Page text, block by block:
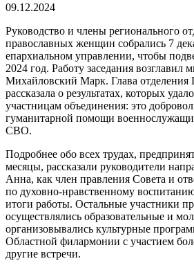
09.12.2024
Руководство и члены регионального
православных женщин собрались 7
епархиальном управлении, чтобы
2024 год. Работу заседания возглавил
Михайловский Марк. Глава отделения
рассказала о результатах, которых
участницам объединения: это
гуманитарной помощи
СВО.
Подробнее обо всех трудах,
месяцы, рассказали руководители
Анна, как член правления Совета и
по духовно-нравственному
итоги работы. Остальные участники
осуществлялись образовательные и
организовывались культурные
Областной филармонии с участием
другие встречи.